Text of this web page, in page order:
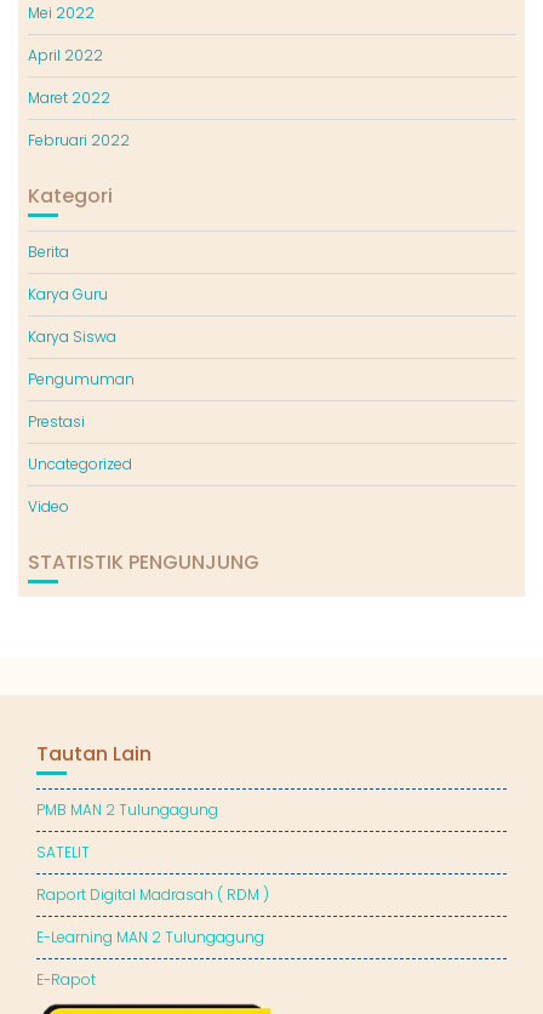
Mei 2022
April 2022
Maret 2022
Februari 2022
Kategori
Berita
Karya Guru
Karya Siswa
Pengumuman
Prestasi
Uncategorized
Video
STATISTIK PENGUNJUNG
Tautan Lain
PMB MAN 2 Tulungagung
SATELIT
Raport Digital Madrasah ( RDM )
E-Learning MAN 2 Tulungagung
E-Rapot